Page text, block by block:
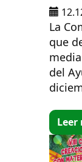
La
que
del
Leer